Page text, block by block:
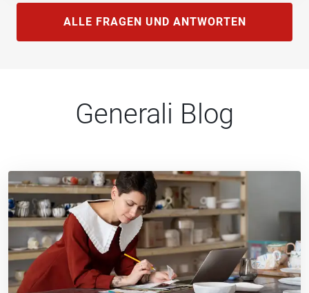
ALLE FRAGEN UND ANTWORTEN
Generali Blog